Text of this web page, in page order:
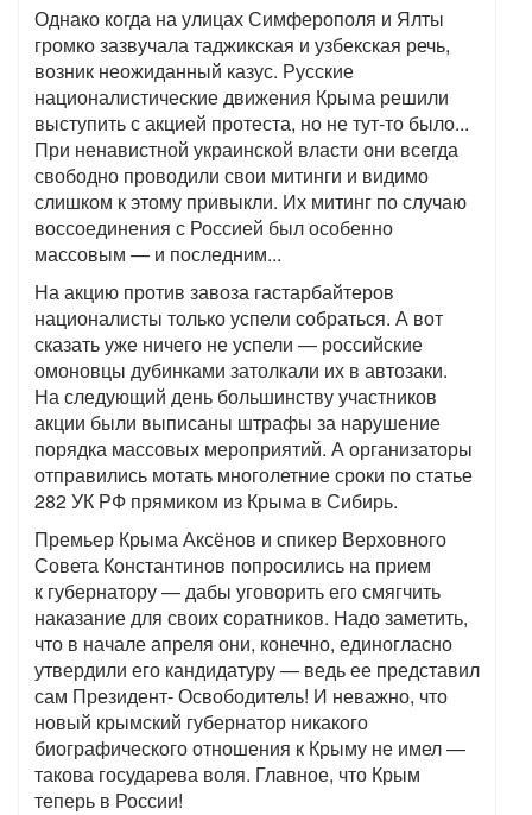
Однако когда на улицах Симферополя и Ялты
громко зазвучала таджикская и узбекская речь,
возник неожиданный казус. Русские
националистические движения Крыма решили
выступить с акцией протеста, но не тут-то было...
При ненавистной украинской власти они всегда
свободно проводили свои митинги и видимо
слишком к этому привыкли. Их митинг по случаю
воссоединения с Россией был особенно
массовым — и последним...
На акцию против завоза гастарбайтеров
националисты только успели собраться. А вот
сказать уже ничего не успели — российские
омоновцы дубинками затолкали их в автозаки.
На следующий день большинству участников
акции были выписаны штрафы за нарушение
порядка массовых мероприятий. А организаторы
отправились мотать многолетние сроки по статье
282 УК РФ прямиком из Крыма в Сибирь.
Премьер Крыма Аксёнов и спикер Верховного
Совета Константинов попросились на прием
к губернатору — дабы уговорить его смягчить
наказание для своих соратников. Надо заметить,
что в начале апреля они, конечно, единогласно
утвердили его кандидатуру — ведь ее представил
сам Президент- Освободитель! И неважно, что
новый крымский губернатор никакого
биографического отношения к Крыму не имел —
такова государева воля. Главное, что Крым
теперь в России!